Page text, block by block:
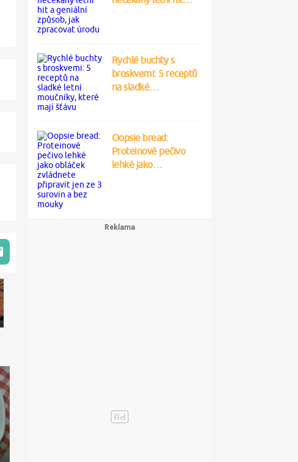
Rychlé buchty s
broskvemi: 5 receptů
na sladké…
Oopsie bread:
Proteinové pečivo
lehké jako…